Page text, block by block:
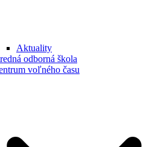
Aktuality
odborná škola
voľného času